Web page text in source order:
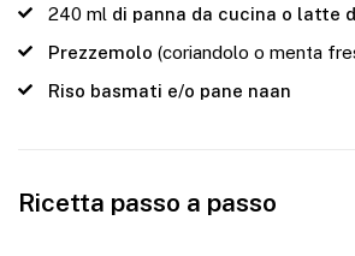
240 ml di panna da cucina o latte
Prezzemolo (coriandolo o menta
Riso basmati e/o pane naan
Ricetta passo a passo